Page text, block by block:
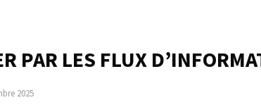
PAR LES FLUX
2025